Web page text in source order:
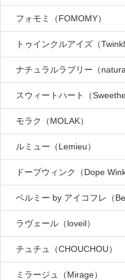
フォモミ（FOMOMY）
トゥインクルアイズ（
ナチュラルラブリー（
スウィートハート（
モラク（MOLAK）
ルミュー（Lemieu）
ドープウィンク（Dope Wink
ベルミー by アイコフレ（
ラヴェール（loveil）
チュチュ（CHOUCHOU）
ミラージュ（Mirage）